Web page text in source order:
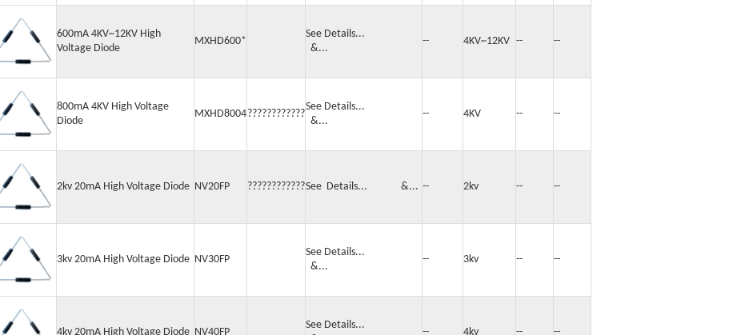
600mA 4KV~12KV High
Voltage Diode
MXHD600*
See Details...
&...
-- 4KV~12KV -- --
800mA 4KV High Voltage
Diode
MXHD8004????????????
See Details...
&...
-- 4KV -- --
2kv 20mA High Voltage Diode NV20FP ????????????See Details... &... -- 2kv -- --
3kv 20mA High Voltage Diode NV30FP
See Details...
&...
-- 3kv -- --
4kv 20mA High Voltage Diode NV40FP
See Details...
-- 4kv -- --